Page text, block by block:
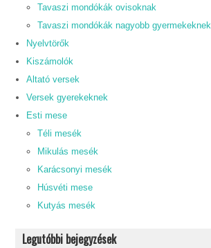
Tavaszi mondókák ovisoknak
Tavaszi mondókák nagyobb gyermekeknek
Nyelvtörők
Kiszámolók
Altató versek
Versek gyerekeknek
Esti mese
Téli mesék
Mikulás mesék
Karácsonyi mesék
Húsvéti mese
Kutyás mesék
Legutóbbi bejegyzések